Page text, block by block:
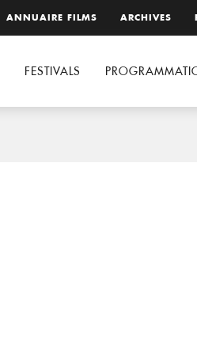
ANNUAIRE FILMS ARCHIVES
FESTIVALS